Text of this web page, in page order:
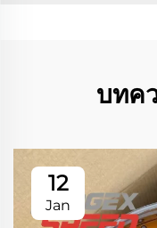
บทค
12
Jan